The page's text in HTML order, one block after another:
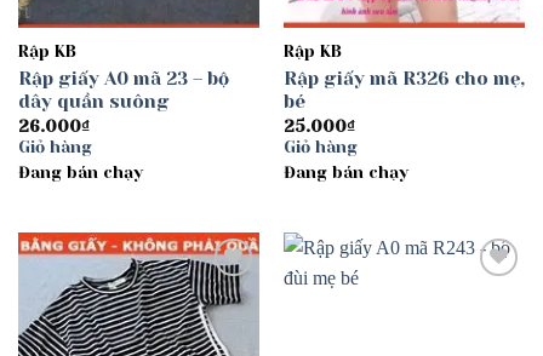
Rập KB
Rập giấy A0 mã 23 – bộ
dây quần suông
26.000₫
Giỏ hàng
Đang bán chạy
Rập KB
Rập giấy mã R326 cho mẹ,
bé
25.000₫
Giỏ hàng
Đang bán chạy
Add to
wishlist